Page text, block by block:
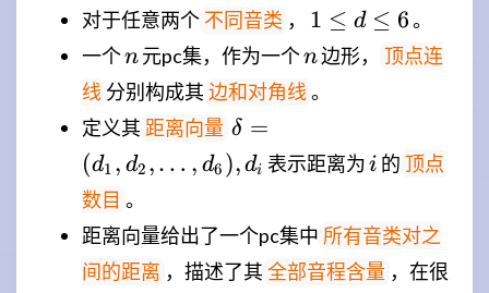
对于任意两个 不同音类 ， 1
\leq
d
\leq
1 ≤ d ≤ 6。
一个n
n元pc集，作为一个n
n边形，
顶点连
线 分别构成其 边和对角线。
定义其 距离向量 \delta=
(d_1,d_2,\ldots,d_6),d_i
δ =
(d1 , d2 ,… , d6 ),di 表示距离为i
i 的 顶点
数目 。
距离向量给出了一个pc集中 所有音类对之
间的距离 ，描述了其 全部音程含量 ，在很